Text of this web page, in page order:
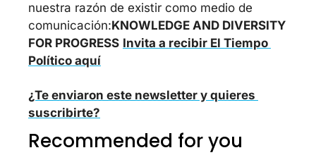
nuestra razón de existir como medio de
comunicación:KNOWLEDGE AND DIVERSITY
FOR PROGRESS Invita a recibir El Tiempo
Político aquí
¿Te enviaron este newsletter y quieres
suscribirte?
Recommended for you